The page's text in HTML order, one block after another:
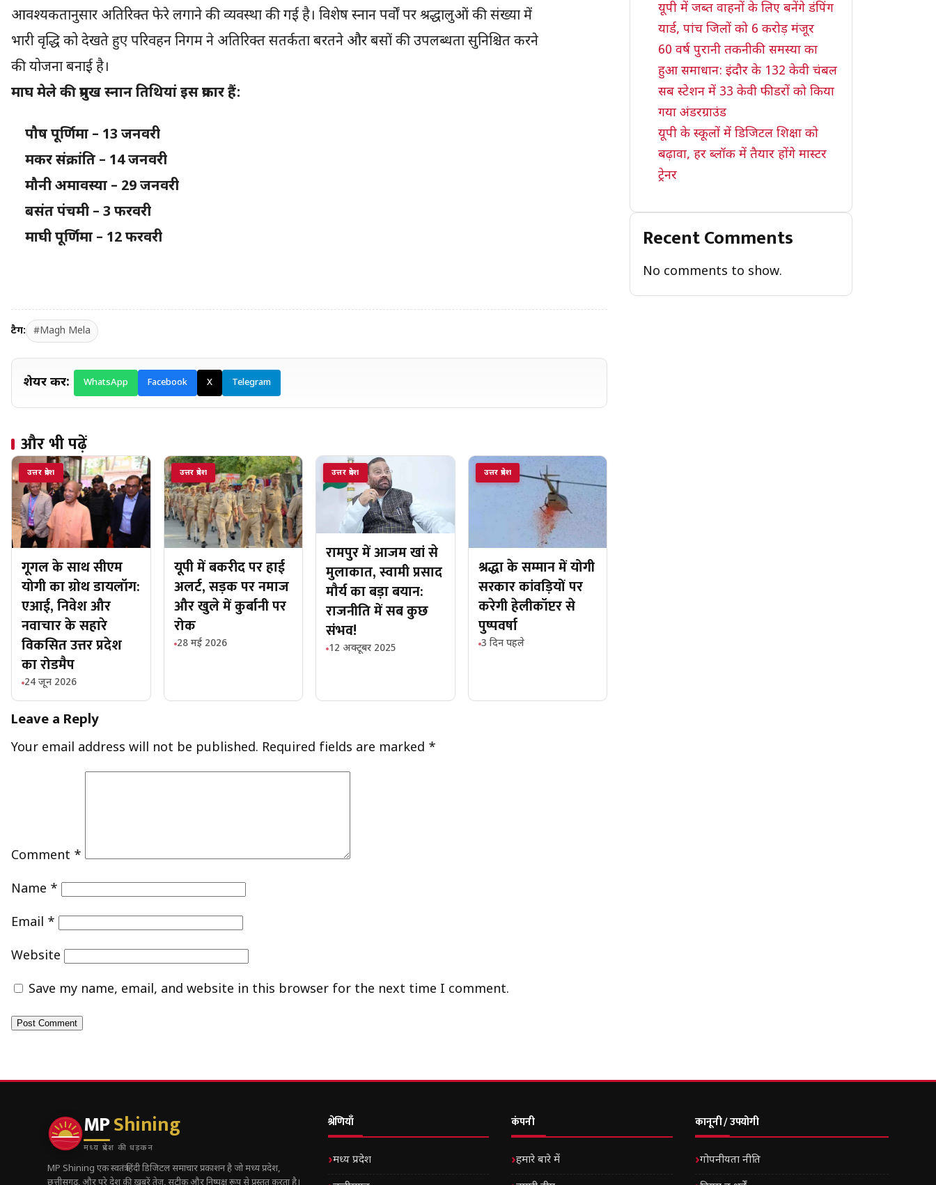
आवश्यकतानुसार अतिरिक्त फेरे लगाने की व्यवस्था की गई है। विशेष स्नान पर्वों पर श्रद्धालुओं की संख्या में
भारी वृद्धि को देखते हुए परिवहन निगम ने अतिरिक्त सतर्कता बरतने और बसों की उपलब्धता सुनिश्चित करने
की योजना बनाई है।
माघ मेले की प्रमुख स्नान तिथियां इस प्रकार हैं:
पौष पूर्णिमा – 13 जनवरी
मकर संक्रांति – 14 जनवरी
मौनी अमावस्या – 29 जनवरी
बसंत पंचमी – 3 फरवरी
माघी पूर्णिमा – 12 फरवरी
टैग: #Magh Mela
शेयर करें: WhatsApp Facebook X Telegram
और भी पढ़ें
उत्तर प्रदेश
गूगल के साथ सीएम
योगी का ग्रोथ डायलॉग:
एआई, निवेश और
नवाचार के सहारे
विकसित उत्तर प्रदेश
का रोडमैप
24 जून 2026
उत्तर प्रदेश
यूपी में बकरीद पर हाई
अलर्ट, सड़क पर नमाज
और खुले में कुर्बानी पर
रोक
28 मई 2026
उत्तर प्रदेश
रामपुर में आजम खां से
मुलाकात, स्वामी प्रसाद
मौर्य का बड़ा बयान:
राजनीति में सब कुछ
संभव!
12 अक्टूबर 2025
उत्तर प्रदेश
श्रद्धा के सम्मान में योगी
सरकार कांवड़ियों पर
करेगी हेलीकॉप्टर से
पुष्पवर्षा
3 दिन पहले
Leave a Reply
Your email address will not be published. Required fields are marked *
Comment *
Name *
Email *
Website
Save my name, email, and website in this browser for the next time I comment.
यूपी में जब्त वाहनों के लिए बनेंगे डंपिंग
यार्ड, पांच जिलों को 6 करोड़ मंजूर
60 वर्ष पुरानी तकनीकी समस्या का
हुआ समाधान: इंदौर के 132 केवी चंबल
सब स्टेशन में 33 केवी फीडरों को किया
गया अंडरग्राउंड
यूपी के स्कूलों में डिजिटल शिक्षा को
बढ़ावा, हर ब्लॉक में तैयार होंगे मास्टर
ट्रेनर
Recent Comments
No comments to show.
MPShining
मध्य प्रदेश की धड़कन
MP Shining एक स्वतंत्र हिंदी डिजिटल समाचार प्रकाशन है जो मध्य प्रदेश,
छत्तीसगढ़, और पूरे देश की ख़बरें तेज़, सटीक और निष्पक्ष रूप से प्रस्तुत करता है।
श्रेणियाँ
मध्य प्रदेश
कंपनी
हमारे बारे में
कानूनी / उपयोगी
गोपनीयता नीति